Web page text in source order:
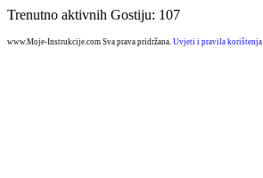
Trenutno aktivnih Gostiju: 107
www.Moje-Instrukcije.com Sva prava pridržana. Uvjeti i pravila korištenja